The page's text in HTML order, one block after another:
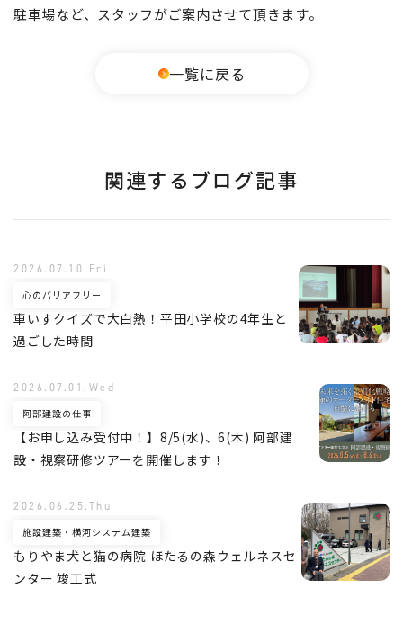
駐車場など、スタッフがご案内させて頂きます。
一覧に戻る
関連するブログ記事
車いすクイズで大白熱！平田小学校の4年生と
過ごした時間
心のバリアフリー
2026.07.10.Fri
【お申し込み受付中！】8/5(水)、6(木) 阿部建
設・視察研修ツアーを開催します！
阿部建設の仕事
2026.07.01.Wed
もりやま犬と猫の病院 ほたるの森ウェルネスセ
ンター 竣工式
施設建築・横河システム建築
2026.06.25.Thu